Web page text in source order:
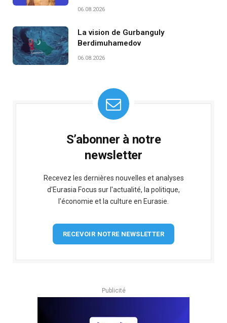
06.08.2026
La vision de Gurbanguly
Berdimuhamedov
06.08.2026
S’abonner à notre
newsletter
Recevez les dernières nouvelles et analyses
d'Eurasia Focus sur l'actualité, la politique,
l'économie et la culture en Eurasie.
RECEVOIR NOTRE NEWSLETTER
Publicité